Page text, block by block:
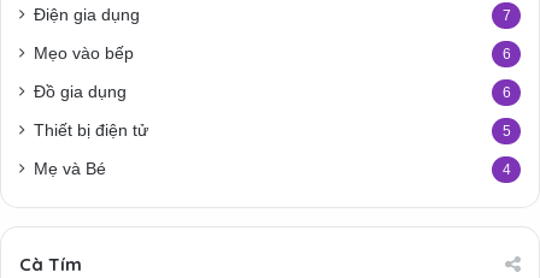
Điện gia dụng 7
Mẹo vào bếp 6
Đồ gia dụng 6
Thiết bị điện tử 5
Mẹ và Bé 4
Cà Tím